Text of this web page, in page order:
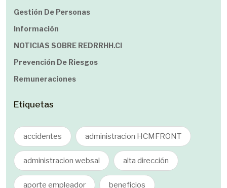
Gestión De Personas
Información
NOTICIAS SOBRE REDRRHH.cl
Prevención De Riesgos
Remuneraciones
Etiquetas
accidentes administracion HCMFRONT
administracion websal alta dirección
aporte empleador beneficios